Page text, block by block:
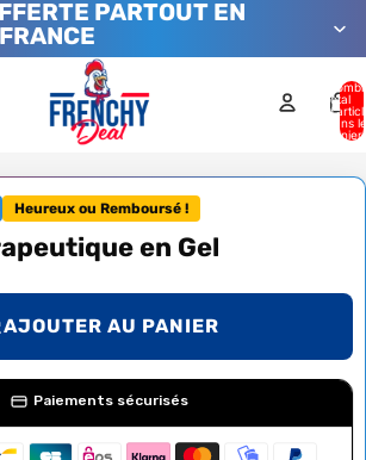
PARTOUT EN
FRANCE
total
dans le
Heureux ou Remboursé !
en Gel
AJOUTER AU PANIER
Paiements sécurisés